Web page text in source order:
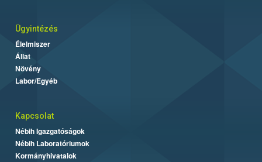
Ügyintézés
Élelmiszer
Állat
Növény
Labor/Egyéb
Kapcsolat
Nébih Igazgatóságok
Nébih Laboratóriumok
Kormányhivatalok